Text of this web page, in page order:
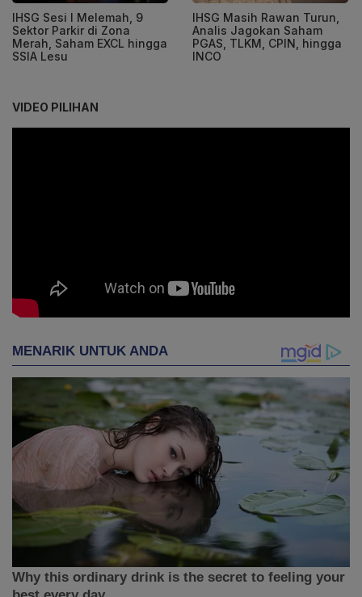
IHSG Sesi I Melemah, 9
Sektor Parkir di Zona
Merah, Saham EXCL hingga
SSIA Lesu
IHSG Masih Rawan Turun,
Analis Jagokan Saham
PGAS, TLKM, CPIN, hingga
INCO
VIDEO PILIHAN